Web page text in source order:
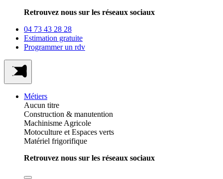
Retrouvez nous sur les réseaux sociaux
04 73 43 28 28
Estimation gratuite
Programmer un rdv
Métiers
Aucun titre
Construction & manutention
Machinisme Agricole
Motoculture et Espaces verts
Matériel frigorifique
Retrouvez nous sur les réseaux sociaux